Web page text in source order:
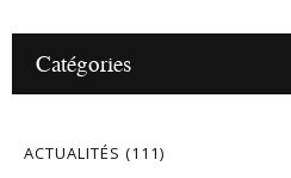
Catégories
ACTUALITÉS (111)